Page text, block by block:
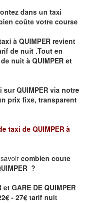
dans un taxi
coûte votre course
à QUIMPER revient
de nuit .Tout en
nuit à QUIMPER et
surQUIMPER via notre
prix fixe, transparent
taxi de QUIMPER à
combien coute
?
GARE DE QUIMPER
- 27€ tarif nuit